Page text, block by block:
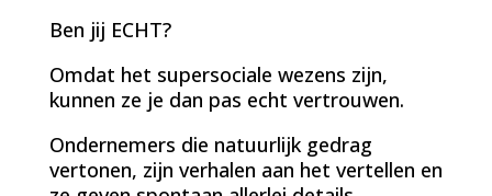
Ben jij ECHT?
Omdat het supersociale wezens zijn,
kunnen ze je dan pas echt vertrouwen.
Ondernemers die natuurlijk gedrag
vertonen, zijn verhalen aan het vertellen en